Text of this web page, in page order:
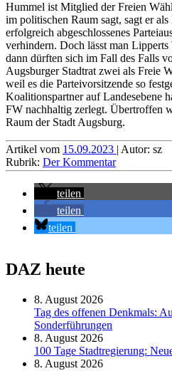
Hummel ist Mitglied der Freien
im politischen Raum sagt, sagt er
erfolgreich abgeschlossenes
verhindern. Doch lässt man
dann dürften sich im Fall des Falls
Augsburger Stadtrat zwei als Freie
weil es die Parteivorsitzende so
Koalitionspartner auf Landesebene
FW nachhaltig zerlegt. Übertroffen
Raum der Stadt Augsburg.
Artikel vom 15.09.2023 | Autor: sz
Rubrik: Der Kommentar
teilen
teilen
teilen
DAZ heute
8. August 2026
Tag des offenen Denkmals:
Sonderführungen
8. August 2026
100 Tage Stadtregierung:
8. August 2026